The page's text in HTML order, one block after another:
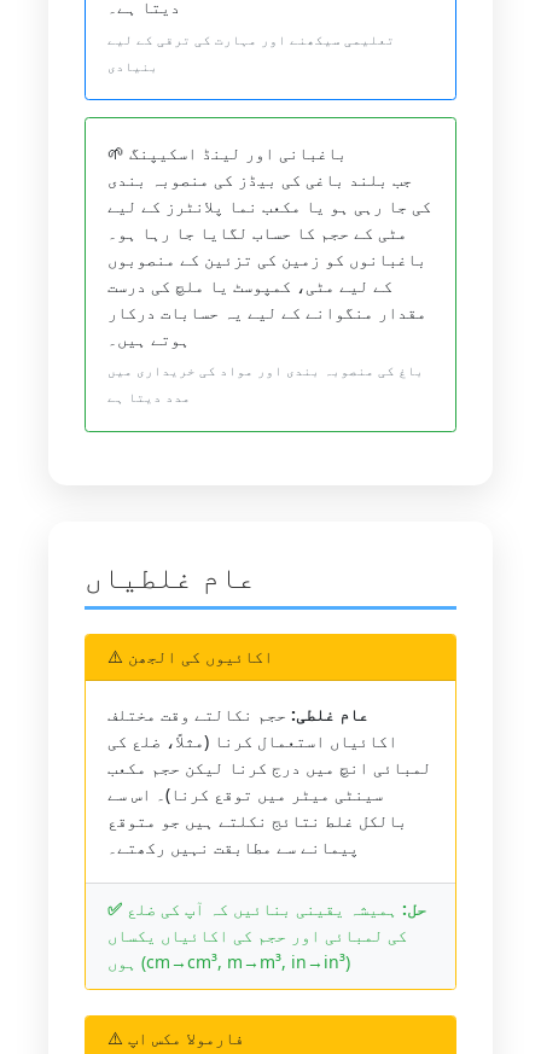
دیتا ہے۔
تعلیمی سیکھنے اور مہارت کی ترقی کے لیے
بنیادی
🌱 باغبانی اور لینڈ اسکیپنگ
جب بلند باغی کی بیڈز کی منصوبہ بندی
کی جا رہی ہو یا مکعب نما پلانٹرز کے لیے
مٹی کے حجم کا حساب لگایا جا رہا ہو۔
باغبانوں کو زمین کی تزئین کے منصوبوں
کے لیے مٹی، کمپوسٹ یا ملچ کی درست
مقدار منگوانے کے لیے یہ حسابات درکار
ہوتے ہیں۔
باغ کی منصوبہ بندی اور مواد کی خریداری میں
مدد دیتا ہے
عام غلطیاں
⚠️ اکائیوں کی الجھن
عام غلطی: حجم نکالتے وقت مختلف
اکائیاں استعمال کرنا (مثلاً، ضلع کی
لمبائی انچ میں درج کرنا لیکن حجم مکعب
سینٹی میٹر میں توقع کرنا)۔ اس سے
بالکل غلط نتائج نکلتے ہیں جو متوقع
پیمانے سے مطابقت نہیں رکھتے۔
✅ حل: ہمیشہ یقینی بنائیں کہ آپ کی ضلع
کی لمبائی اور حجم کی اکائیاں یکساں
ہوں (cm→cm³, m→m³, in→in³)
⚠️ فارمولا مکس اپ